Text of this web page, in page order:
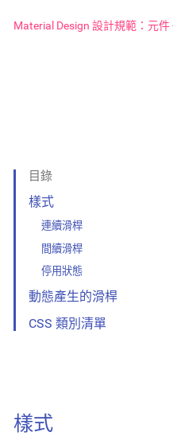
Material Design 設計規範：元件
目錄
樣式
連續滑桿
間續滑桿
停用狀態
動態產生的滑桿
CSS 類別清單
樣式